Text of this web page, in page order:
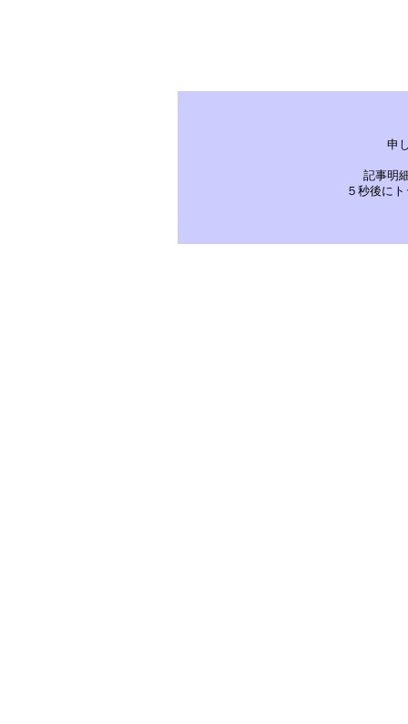
申
記事明
５秒後に